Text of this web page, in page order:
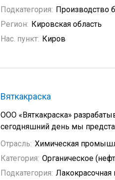
Подкатегория: Производство
Регион: Кировская область
Нас. пункт: Киров
Вяткакраска
ООО «Вяткакраска»
сегодняшний день мы
Отрасль: Химическая
Категория: Органическое
Подкатегория: